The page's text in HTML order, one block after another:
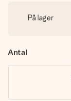
På lager
Antal